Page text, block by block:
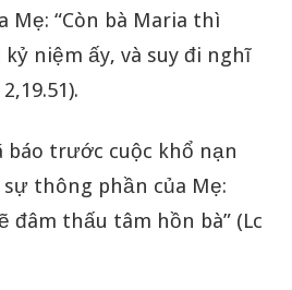
Mẹ: “Còn bà Maria thì
niệm ấy, và suy đi nghĩ
báo trước cuộc khổ nạn
sự thông phần của Mẹ:
đâm thấu tâm hồn bà” (Lc